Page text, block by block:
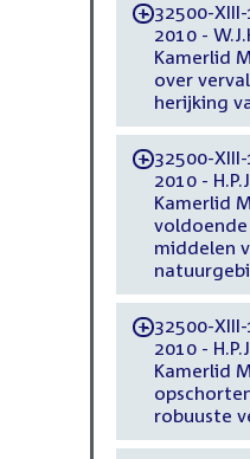
-32500-
2010 -
Kamerlid
over
herijking
-32500-
2010 -
Kamerlid
middelen
-32500-
2010 -
Kamerlid
robuuste